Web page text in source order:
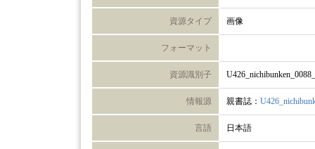
資源タイプ 画像
フォーマット
資源識別子
情報源 親書誌：
言語 日本語